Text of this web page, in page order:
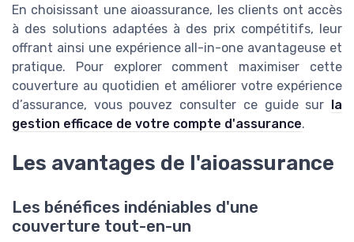
En choisissant une aioassurance, les clients ont accès
à des solutions adaptées à des prix compétitifs, leur
offrant ainsi une expérience all-in-one avantageuse et
pratique. Pour explorer comment maximiser cette
couverture au quotidien et améliorer votre expérience
d’assurance, vous pouvez consulter ce guide sur la
gestion efficace de votre compte d'assurance.
Les avantages de l'aioassurance
Les bénéfices indéniables d'une
couverture tout-en-un